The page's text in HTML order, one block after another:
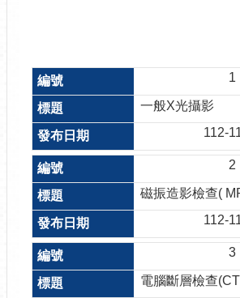
1
一般X光攝影
112-
2
磁振造影檢查(
112-
3
電腦斷層檢查